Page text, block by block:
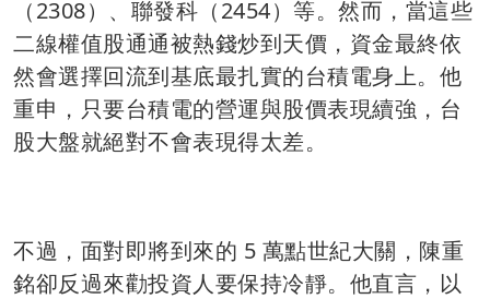
（2308）、聯發科（2454）等。然而，當這些
二線權值股通通被熱錢炒到天價，資金最終依
然會選擇回流到基底最扎實的台積電身上。他
重申，只要台積電的營運與股價表現續強，台
股大盤就絕對不會表現得太差。
不過，面對即將到來的 5 萬點世紀大關，陳重
銘卻反過來勸投資人要保持冷靜。他直言，以